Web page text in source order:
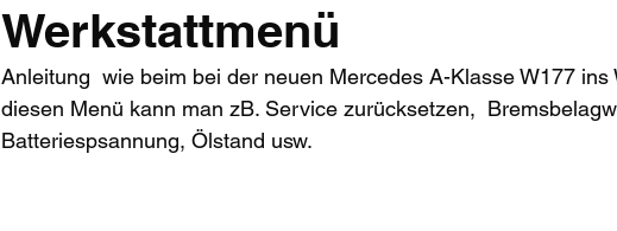
Werkstattmenü
Anleitung  wie beim bei der neuen Mercedes A-Klasse W177 ins
diesen Menü kann man zB. Service zurücksetzen,
Batteriespsannung, Ölstand usw.